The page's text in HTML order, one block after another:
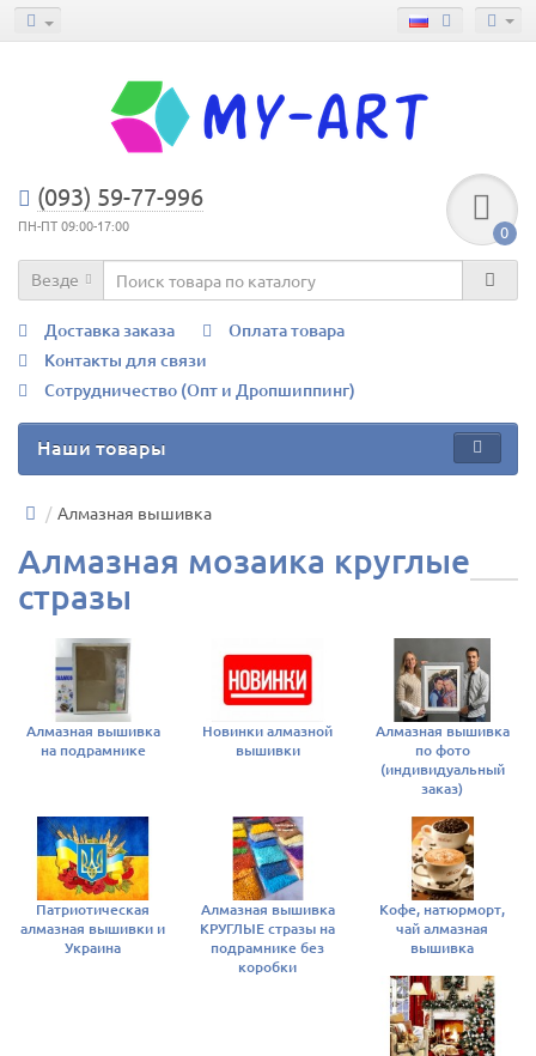
(093) 59-77-996
ПН-ПТ 09:00-17:00 0
Везде
Доставка заказа
Оплата товара
Контакты для связи
Сотрудничество (Опт и Дропшиппинг)
Наши товары
Алмазная вышивка
Алмазная мозаика круглые
стразы
Алмазная вышивка
на подрамнике
Новинки алмазной
вышивки
Алмазная вышивка
по фото
(индивидуальный
заказ)
Патриотическая
алмазная вышивки и
Украина
Алмазная вышивка
КРУГЛЫЕ стразы на
подрамнике без
коробки
Кофе, натюрморт,
чай алмазная
вышивка